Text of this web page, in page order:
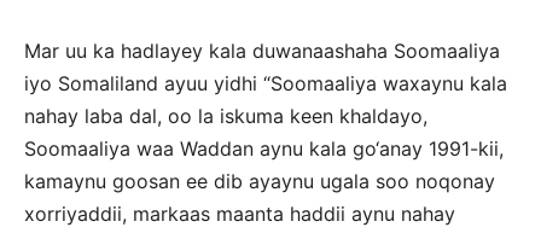
Mar uu ka hadlayey kala duwanaashaha Soomaaliya
iyo Somaliland ayuu yidhi “Soomaaliya waxaynu kala
nahay laba dal, oo la iskuma keen khaldayo,
Soomaaliya waa Waddan aynu kala go‘anay 1991-kii,
kamaynu goosan ee dib ayaynu ugala soo noqonay
xorriyaddii, markaas maanta haddii aynu nahay